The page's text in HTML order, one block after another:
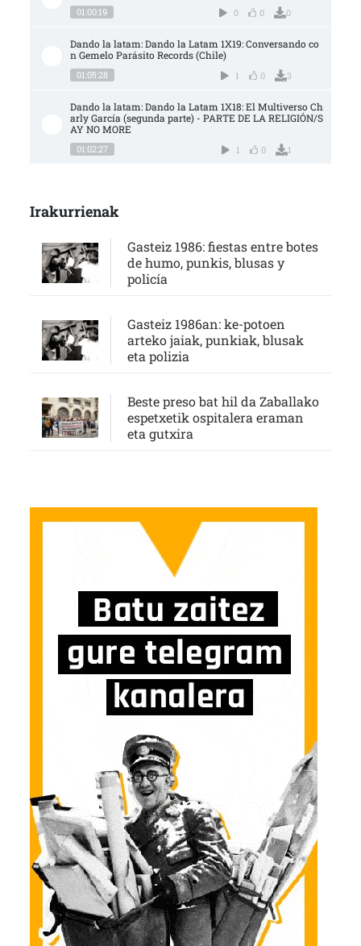
01:00:19 0 0 0
Dando la latam: Dando la Latam 1X19: Conversando co
n Gemelo Parásito Records (Chile)
01:05:28 1 0 3
Dando la latam: Dando la Latam 1X18: El Multiverso Ch
arly García (segunda parte) - PARTE DE LA RELIGIÓN/S
AY NO MORE
01:02:27 1 0 1
Irakurrienak
Gasteiz 1986: fiestas entre botes
de humo, punkis, blusas y
policía
Gasteiz 1986an: ke-potoen
arteko jaiak, punkiak, blusak
eta polizia
Beste preso bat hil da Zaballako
espetxetik ospitalera eraman
eta gutxira